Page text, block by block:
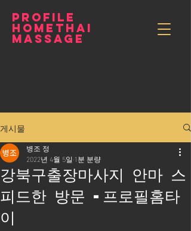
PROFILE
HOMETHAI
MASSAGE
게시물
강북구출장마사지 안마 스
피드한 방문 -프로필홈타
이
병조 정
2022년 4월 5일1분 분량